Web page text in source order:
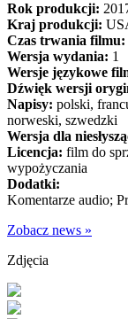
Rok produkcji:
Kraj produkcji:
Czas trwania filmu:
Wersja wydania: 1
Wersje językowe
Dźwięk wersji
Napisy: polski,
norweski, szwedzki
Wersja dla
Licencja: film do
wypożyczania
Dodatki:
Komentarze audio;
Zobacz news »
Zdjęcia